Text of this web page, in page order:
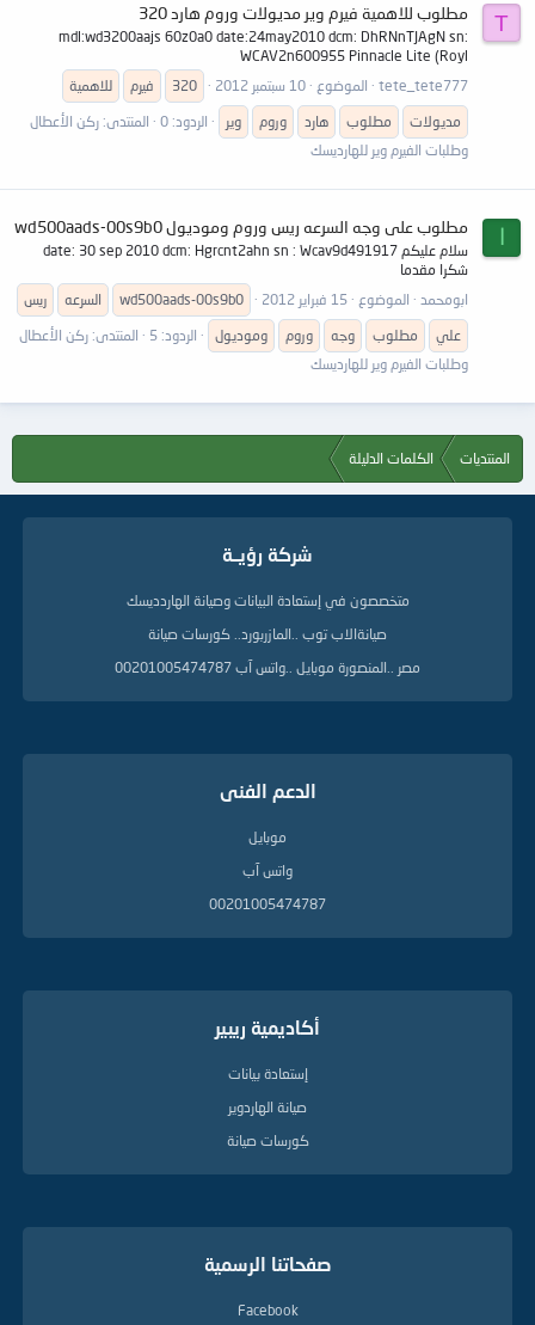
T مطلوب للاهمية فيرم وير مديولات وروم هارد 320
mdl:wd3200aajs 60z0a0 date:24may2010 dcm: DhRNnTJAgN sn:
WCAV2n600955 Pinnacle Lite (Royl
tete_tete777
الموضوع 10 سبتمبر 2012 320 فيرم
للاهمية
مديولات
مطلوب هارد وروم وير الردود: 0 المنتدى: ركن الأعطال
وطلبات الفيرم وير للهارديسك
مطلوب على وجه السرعه ريس وروم وموديول wd500aads-00s9b0
سلام عليكم date: 30 sep 2010 dcm: Hgrcnt2ahn sn : Wcav9d491917
شكرا مقدما
ابومحمد
الموضوع 15 فبراير 2012 wd500aads-00s9b0 السرعه
ريس
علي
مطلوب وجه وروم وموديول الردود: 5 المنتدى: ركن الأعطال
وطلبات الفيرم وير للهارديسك
المنتديات الكلمات الدليلة
شركة رؤيــة
متخصصون في إستعادة البيانات وصيانة الهاردديسك
صيانةالاب توب ..المازربورد.. كورسات صيانة
مصر ..المنصورة موبايل ..واتس آب 00201005474787
الدعم الفنى
موبايل
واتس آب
00201005474787
أكاديمية ريبير
إستعادة بيانات
صيانة الهاردوير
كورسات صيانة
صفحاتنا الرسمية
Facebook